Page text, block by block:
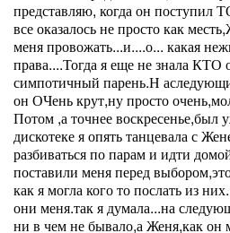
представляю, когда он
все оказалось не просто как
меня провожать...и....о... какая
права....Тогда я еще не знала КТО
симпотичный парень.Н
он ОЧень крут,ну просто
Потом ,а точнее воскресенье,был
дискотеке я опять танцевала с
разбиваться по парам и идти
поставили меня перед
как я могла кого то послать из
они меня.так я думала...на
ни в чем не бывало,а Женя,как он